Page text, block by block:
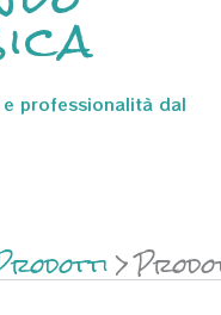
professionalità dal